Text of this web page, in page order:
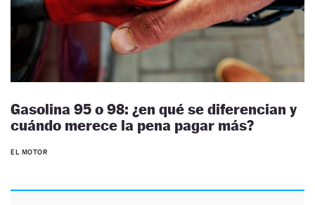
Gasolina 95 o 98: ¿en qué se diferencian y
cuándo merece la pena pagar más?
EL MOTOR